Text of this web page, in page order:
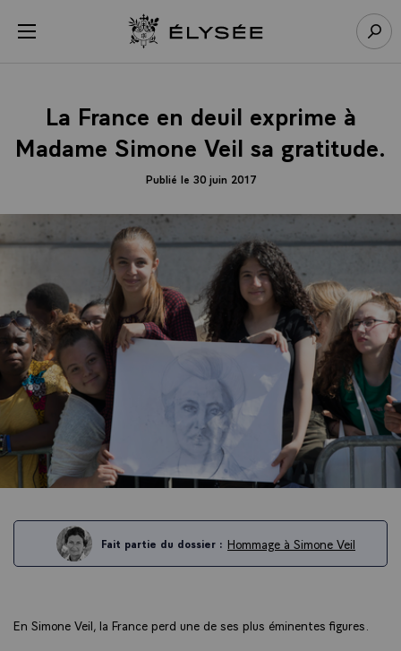
menu Retour à l’accueil Élysée
La France en deuil exprime à
Madame Simone Veil sa gratitude.
Publié le 30 juin 2017
Fait partie du dossier : Hommage à Simone Veil
En Simone Veil, la France perd une de ses plus éminentes figures.
Panneau de gestion des cookies